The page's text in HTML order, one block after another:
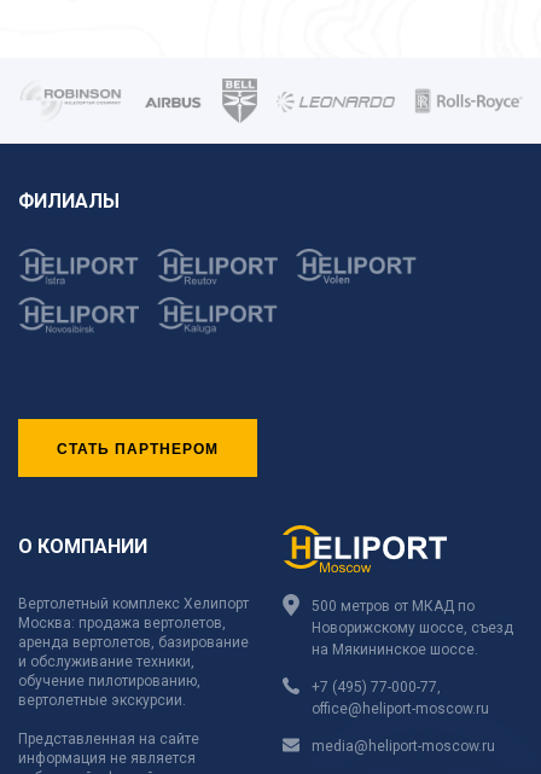
ФИЛИАЛЫ
СТАТЬ ПАРТНЕРОМ
О КОМПАНИИ
Вертолетный комплекс Хелипорт
Москва: продажа вертолетов,
аренда вертолетов, базирование
и обслуживание техники,
обучение пилотированию,
вертолетные экскурсии.
Представленная на сайте
информация не является
500 метров от МКАД по
Новорижскому шоссе, съезд
на Мякининское шоссе.
+7 (495) 77-000-77
office@heliport-moscow.ru
media@heliport-moscow.ru